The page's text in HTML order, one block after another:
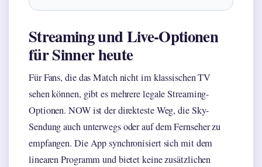
Streaming und Live-Optionen
für Sinner heute
Für Fans, die das Match nicht im klassischen TV
sehen können, gibt es mehrere legale Streaming-
Optionen. NOW ist der direkteste Weg, die Sky-
Sendung auch unterwegs oder auf dem Fernseher zu
empfangen. Die App synchronisiert sich mit dem
linearen Programm und bietet keine zusätzlichen